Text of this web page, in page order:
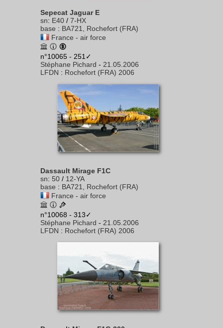
Sepecat Jaguar E
sn: E40 / 7-HX
base : BA721, Rochefort (FRA)
France - air force
n°10065 - 251✓
Stéphane Pichard - 21.05.2006
LFDN : Rochefort (FRA) 2006
Dassault Mirage F1C
sn: 50 / 12-YA
base : BA721, Rochefort (FRA)
France - air force
n°10068 - 313✓
Stéphane Pichard - 21.05.2006
LFDN : Rochefort (FRA) 2006